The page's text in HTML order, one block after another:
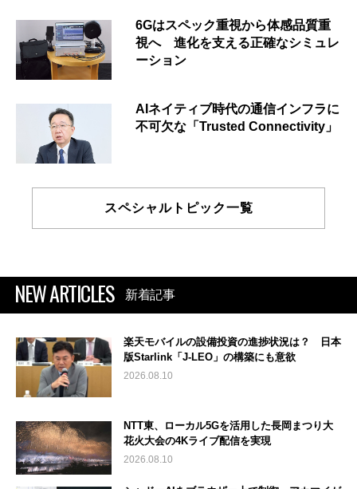
6Gはスペック重視から体感品質重
視へ 進化を支える正確なシミュレ
ーション
AIネイティブ時代の通信インフラに
不可欠な「Trusted Connectivity」
スペシャルトピック一覧
NEW ARTICLES 新着記事
楽天モバイルの設備投資の進捗状況は？ 日本
版Starlink「J-LEO」の構築にも意欲
2026.08.10
NTT東、ローカル5Gを活用した長岡まつり大
花火大会の4Kライブ配信を実現
2026.08.10